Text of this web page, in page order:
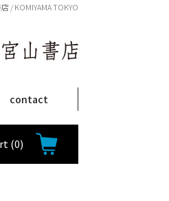
/ KOMIYAMA TOKYO
contact
(0)